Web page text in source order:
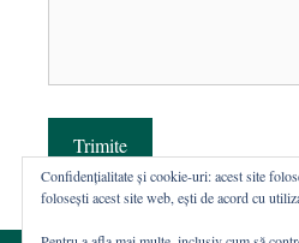
Trimite
Confidențialitate și cookie-uri: acest site
folosești acest site web, ești de acord cu